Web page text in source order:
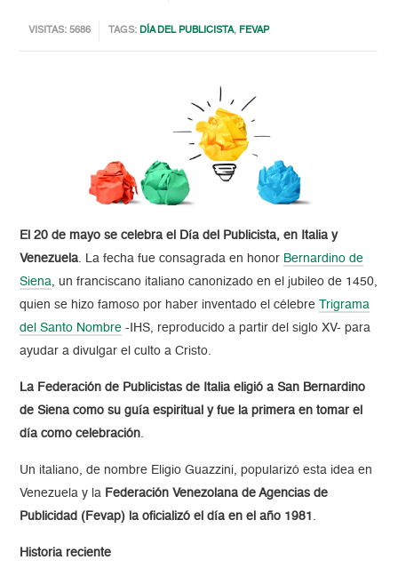
VISITAS: 5686 TAGS:DÍA DEL PUBLICISTA, FEVAP
El 20 de mayo se celebra el Día del Publicista, en Italia y
Venezuela. La fecha fue consagrada en honor Bernardino de
Siena, un franciscano italiano canonizado en el jubileo de 1450,
quien se hizo famoso por haber inventado el célebre
Trigrama
del Santo Nombre -IHS, reproducido a partir del siglo XV- para
ayudar a divulgar el culto a Cristo.
La Federación de Publicistas de Italia eligió a San Bernardino
de Siena como su guía espiritual y fue la primera en tomar el
día como celebración.
Un italiano, de nombre Eligio Guazzini, popularizó esta idea en
Venezuela y la Federación Venezolana de Agencias de
Publicidad (Fevap) la oficializó el día en el año 1981 .
Historia reciente